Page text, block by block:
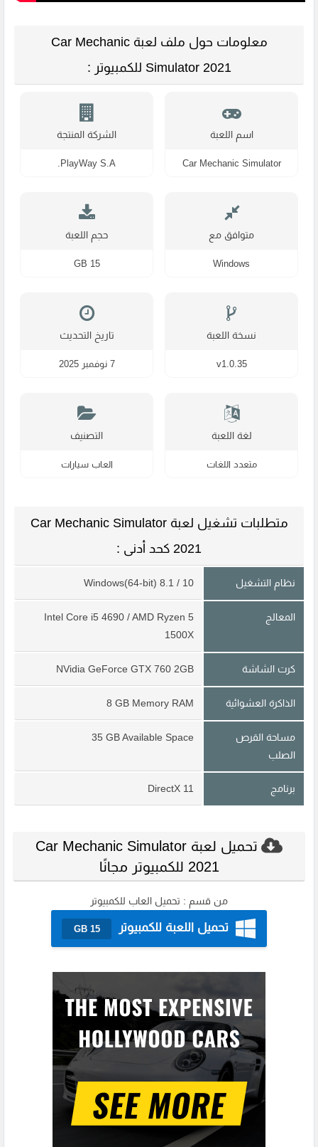
معلومات حول ملف لعبة Car Mechanic
Simulator 2021 للكمبيوتر :
اسم اللعبة
Car Mechanic Simulator
الشركة المنتجة
PlayWay S.A.
متوافق مع
Windows
حجم اللعبة
15 GB
نسخة اللعبة
v1.0.35
تاريخ التحديث
7 نوفمبر 2025
لغة اللعبة
متعدد اللغات
التصنيف
العاب سيارات
متطلبات تشغيل لعبة Car Mechanic Simulator
2021 كحد أدنى :
نظام التشغيل Windows(64-bit) 8.1 / 10
المعالج
Intel Core i5 4690 / AMD Ryzen 5
1500X
كرت الشاشة NVidia GeForce GTX 760 2GB
الذاكرة العشوائية 8 GB Memory RAM
مساحة القرص
الصلب
35 GB Available Space
برنامج DirectX 11
تحميل لعبة Car Mechanic Simulator
2021 للكمبيوتر مجانًا
من قسم : تحميل العاب للكمبيوتر
تحميل اللعبة للكمبيوتر 15 GB